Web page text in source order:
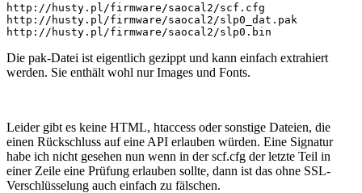
http://husty.pl/firmware/saocal2/scf.cfg
http://husty.pl/firmware/saocal2/slp0_dat.pak
http://husty.pl/firmware/saocal2/slp0.bin
Die pak-Datei ist eigentlich gezippt und kann einfach extrahiert
werden. Sie enthält wohl nur Images und Fonts.
Leider gibt es keine HTML, htaccess oder sonstige Dateien, die
einen Rückschluss auf eine API erlauben würden. Eine Signatur
habe ich nicht gesehen nun wenn in der scf.cfg der letzte Teil in
einer Zeile eine Prüfung erlauben sollte, dann ist das ohne SSL-
Verschlüsselung auch einfach zu fälschen.